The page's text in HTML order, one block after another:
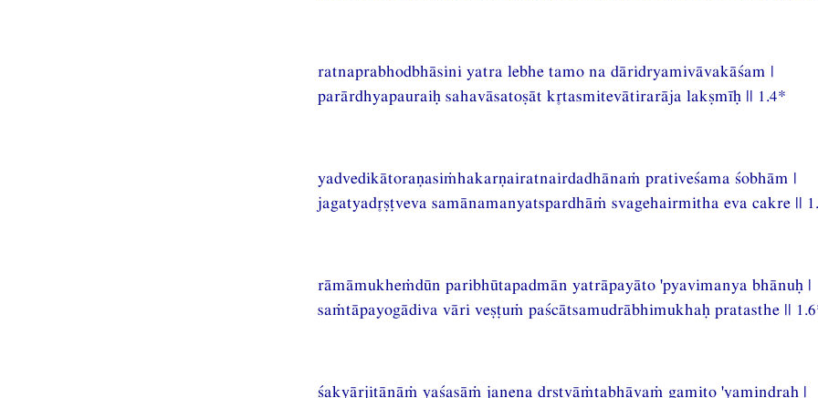
ratnaprabhodbhāsini yatra lebhe tamo na dāridryamivāvakāśam |
parārdhyapauraiḥ sahavāsatoṣāt ktasmitevātirarāja lakṣmīḥ || 1.4*
yadvedikātoraṇasiṁhakarṇairatnairdadhānaṁ prativeśama śobhām |
jagatyadṣṭveva samānamanyatspardhāṁ svagehairmitha eva cakre ||
rāmāmukheṁdūn paribhūtapadmān yatrāpayāto 'pyavimanya bhānuḥ |
saṁtāpayogādiva vāri veṣṭuṁ paścātsamudrābhimukhaḥ pratasthe ||
śakyārjitānāṁ yaśasāṁ janena dṣṭvāṁtabhāvaṁ gamito 'yamindraḥ |